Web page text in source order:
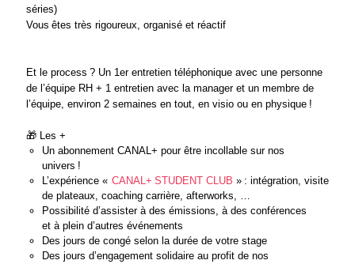
séries)
Vous êtes très rigoureux, organisé et réactif
Et le process ? Un 1erentretien téléphonique avec une personne
de l’équipe RH + 1 entretien avec la manager et un membre de
l’équipe, environ 2 semaines en tout, en visio ou en physique !
🎁 Les +
Un abonnement CANAL+ pour être incollable sur nos
univers !
L’expérience « CANAL+ STUDENT CLUB » : intégration, visite
de plateaux, coaching carrière, afterworks, …
Possibilité d’assister à des émissions, à des conférences
et à plein d’autres événements
Des jours de congé selon la durée de votre stage
Des jours d’engagement solidaire au profit de nos